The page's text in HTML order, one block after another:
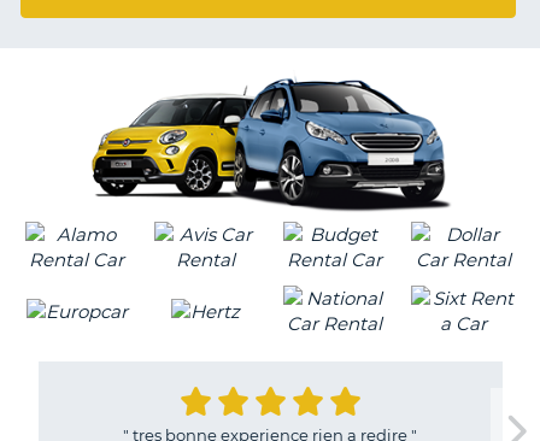
" tres bonne experience rien a redire "